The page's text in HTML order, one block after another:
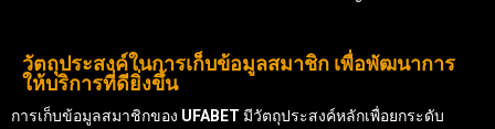
วัตถุประสงค์ในการเก็บข้อมูลสมาชิก เพื่อพัฒนาการ
ให้บริการที่ดียิ่งขึ้น
การเก็บข้อมูลสมาชิกของ UFABET มีวัตถุประสงค์หลักเพื่อยกระดับ